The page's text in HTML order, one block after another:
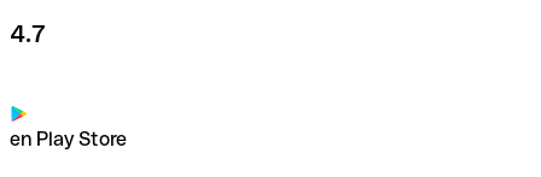
4.7
en Play Store